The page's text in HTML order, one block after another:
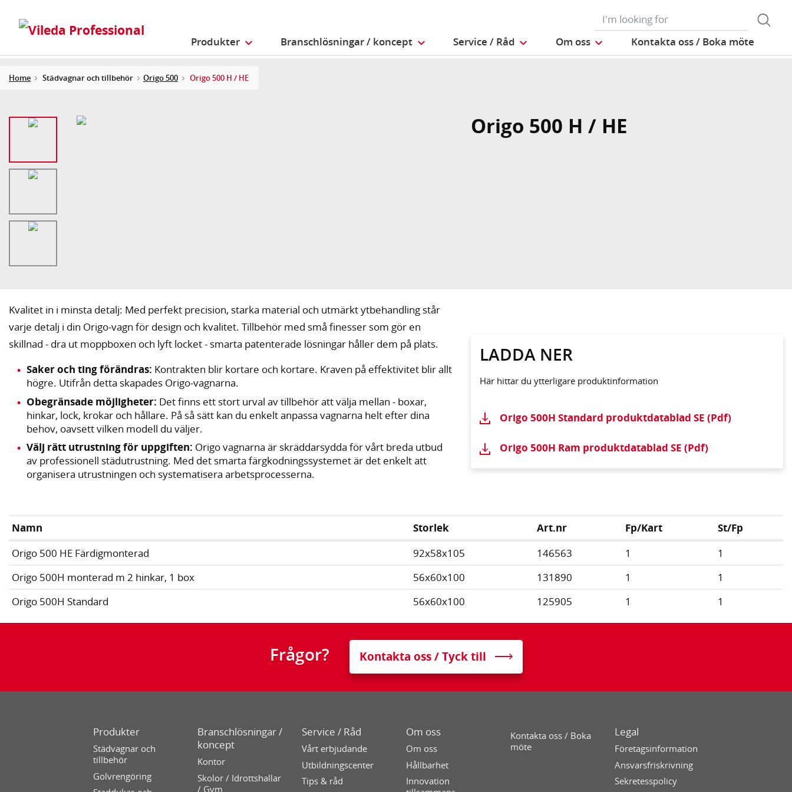
Produkter Branschlösningar / koncept Service / Råd Om oss Kontakta oss / Boka möte
Home Städvagnar och tillbehör Origo 500 Origo 500 H / HE
Origo 500 H / HE
Kvalitet in i minsta detalj: Med perfekt precision, starka material och utmärkt ytbehandling står
varje detalj i din Origo-vagn för design och kvalitet. Tillbehör med små finesser som gör en
skillnad - dra ut moppboxen och lyft locket - smarta patenterade lösningar håller dem på plats.
Saker och ting förändras: Kontrakten blir kortare och kortare. Kraven på effektivitet blir allt
högre. Utifrån detta skapades Origo-vagnarna.
Obegränsade möjligheter: Det finns ett stort urval av tillbehör att välja mellan - boxar,
hinkar, lock, krokar och hållare. På så sätt kan du enkelt anpassa vagnarna helt efter dina
behov, oavsett vilken modell du väljer.
Välj rätt utrustning för uppgiften: Origo vagnarna är skräddarsydda för vårt breda utbud
av professionell städutrustning. Med det smarta färgkodningssystemet är det enkelt att
organisera utrustningen och systematisera arbetsprocesserna.
LADDA NER
Här hittar du ytterligare produktinformation
Origo 500H Standard produktdatablad SE (Pdf)
Origo 500H Ram produktdatablad SE (Pdf)
Namn Storlek Art.nr Fp/Kart
St/Fp
Origo 500 HE Färdigmonterad
92x58x105 146563 1
1
Origo 500H monterad m 2 hinkar, 1 box
56x60x100 131890 1
1
Origo 500H Standard
56x60x100 125905 1 1
Frågor? Kontakta oss / Tyck till
Produkter
Städvagnar och
tillbehör
Golvrengöring
Branschlösningar /
koncept
Kontor
Skolor / Idrottshallar
/ Gym
Service / Råd
Vårt erbjudande
Utbildningscenter
Tips & råd
Om oss
Om oss
Hållbarhet
Innovation
Kontakta oss / Boka
möte
Legal
Företagsinformation
Ansvarsfriskrivning
Sekretesspolicy